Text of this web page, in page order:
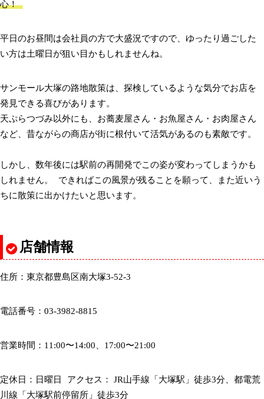
心！
平日のお昼間は会社員の方で大盛況ですので、ゆったり過ごした
い方は土曜日が狙い目かもしれませんね。
サンモール大塚の路地散策は、探検しているような気分でお店を
発見できる喜びがあります。
天ぷらつづみ以外にも、お蕎麦屋さん・お魚屋さん・お肉屋さん
など、昔ながらの商店が街に根付いて活気があるのも素敵です。
しかし、数年後には駅前の再開発でこの姿が変わってしまうかも
しれません。 できればこの風景が残ることを願って、また近いう
ちに散策に出かけたいと思います。
店舗情報
住所：東京都豊島区南大塚3-52-3
電話番号：03-3982-8815
営業時間：11:00〜14:00、17:00〜21:00
定休日：日曜日 アクセス： JR山手線「大塚駅」徒歩3分、都電荒
川線「大塚駅前停留所」徒歩3分